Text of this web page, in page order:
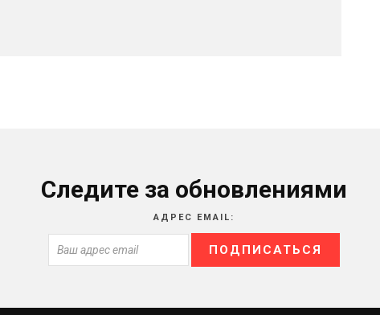
Следите за обновлениями
АДРЕС EMAIL: